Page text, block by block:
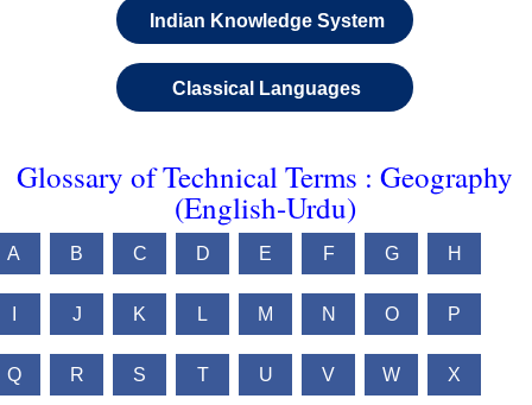
Indian Knowledge System
Classical Languages
Glossary of Technical Terms : Geography
(English-Urdu)
A B C D E F G H
J K L M N O P
Q R S T U V W X